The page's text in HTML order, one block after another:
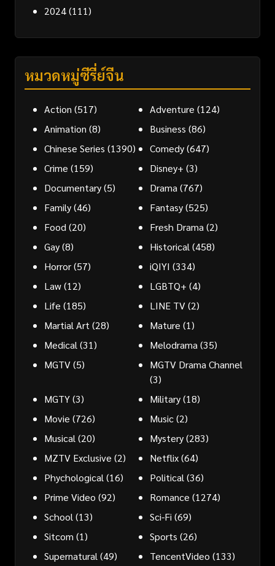
2024(111)
หมวดหมู่ซีรี่ย์จีน
Action (517) Adventure (124)
Animation (8) Business (86)
Chinese Series (1390) Comedy(647)
Crime (159) Disney+ (3)
Documentary(5) Drama(767)
Family(46) Fantasy(525)
Food(20) Fresh Drama(2)
Gay(8) Historical(458)
Horror(57) iQIYI (334)
Law(12) LGBTQ+ (4)
Life (185) LINE TV(2)
Martial Art(28) Mature (1)
Medical(31) Melodrama(35)
MGTV(5)
MGTV Drama Channel
(3)
MGTY(3) Military(18)
Movie (726) Music(2)
Musical(20) Mystery(283)
MZTV Exclusive (2) Netflix(64)
Phychological(16) Political(36)
Prime Video (92) Romance (1274)
School(13) Sci-Fi (69)
Sitcom (1) Sports (26)
Supernatural(49) TencentVideo (133)